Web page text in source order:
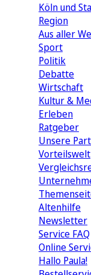
Köln und
Region
Aus aller
Sport
Politik
Debatte
Wirtschaft
Kultur &
Erleben
Ratgeber
Unsere
Vorteilswelt
Altenhilfe
Newsletter
Service FAQ
Online
Hallo Paula!